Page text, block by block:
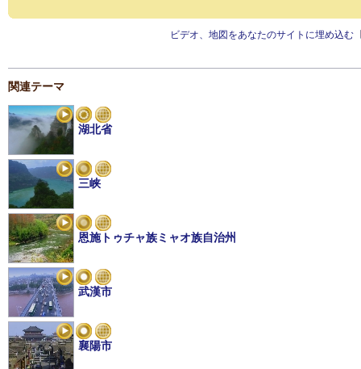
ビデオ、地図をあなたのサイトに埋め込む
関連テーマ
湖北省
三峡
恩施トゥチャ族ミャオ族自治州
武漢市
襄陽市